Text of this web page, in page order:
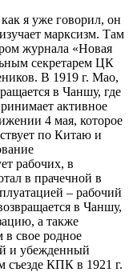
я уже говорил, он
марксизм. Там
журнала «Новая
секретарем ЦК
В 1919 г. Мао,
в Чаншу, где
активное
4 мая, которое
по Китаю и
рабочих, в
в прачечной в
– рабочий
в Чаншу,
а также
в свое родное
и убежденный
съезде КПК в 1921 г.